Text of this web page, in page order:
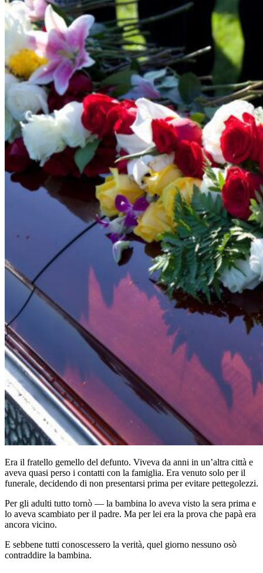
Era il fratello gemello del defunto. Viveva da anni in un’altra città e
aveva quasi perso i contatti con la famiglia. Era venuto solo per il
funerale, decidendo di non presentarsi prima per evitare pettegolezzi.
Per gli adulti tutto tornò — la bambina lo aveva visto la sera prima e
lo aveva scambiato per il padre. Ma per lei era la prova che papà era
ancora vicino.
E sebbene tutti conoscessero la verità, quel giorno nessuno osò
contraddire la bambina.